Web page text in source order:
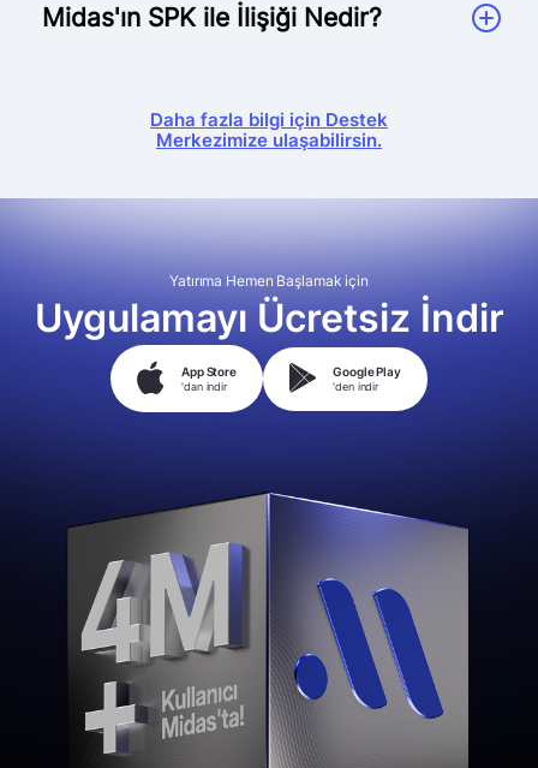
Midas'ın SPK ile İlişiği Nedir?
Daha fazla bilgi için Destek
Merkezimize ulaşabilirsin.
Yatırıma Hemen Başlamak için
Uygulamayı Ücretsiz İndir
App Store
'dan indir
Google Play
'den indir